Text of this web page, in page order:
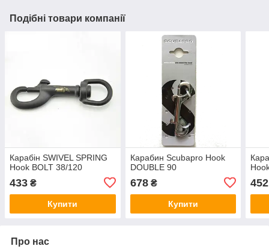
Подібні товари компанії
Карабін SWIVEL SPRING
Hook BOLT 38/120
433 ₴
Купити
Карабин Scubapro Hook
DOUBLE 90
678₴
Купити
452
Про нас